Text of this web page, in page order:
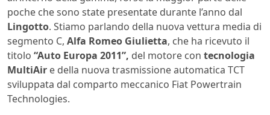
poche che sono state presentate durante l’anno dal
Lingotto. Stiamo parlando della nuova vettura media di
segmento C, Alfa Romeo Giulietta, che ha ricevuto il
titolo “Auto Europa 2011”, del motore con tecnologia
MultiAir e della nuova trasmissione automatica TCT
sviluppata dal comparto meccanico Fiat Powertrain
Technologies.